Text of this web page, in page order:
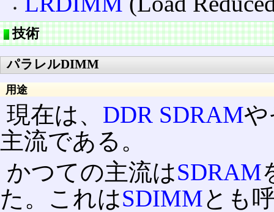
技術
パラレルDIMM
用途
現在は、 DDR SDRAMや
主流である。
かつての主流はSDRAM
た。これはSDIMMとも